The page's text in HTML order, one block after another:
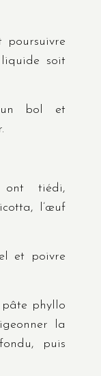
poursuivre
soit
un bol et
ont tiédi,
l’œuf
et poivre
pâte phyllo
la
puis